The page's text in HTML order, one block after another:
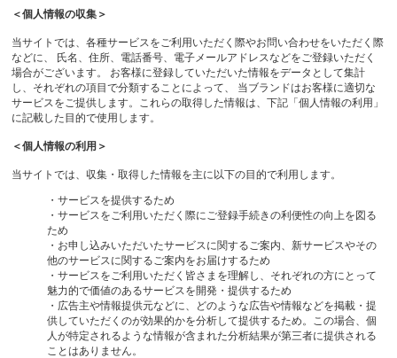
＜個人情報の収集＞
当サイトでは、各種サービスをご利用いただく際やお問い合わせをいただく際
などに、 氏名、住所、電話番号、電子メールアドレスなどをご登録いただく
場合がございます。 お客様に登録していただいた情報をデータとして集計
し、それぞれの項目で分類することによって、 当ブランドはお客様に適切な
サービスをご提供します。これらの取得した情報は、下記「個人情報の利用」
に記載した目的で使用します。
＜個人情報の利用＞
当サイトでは、収集・取得した情報を主に以下の目的で利用します。
・サービスを提供するため
・サービスをご利用いただく際にご登録手続きの利便性の向上を図る
ため
・お申し込みいただいたサービスに関するご案内、新サービスやその
他のサービスに関するご案内をお届けするため
・サービスをご利用いただく皆さまを理解し、それぞれの方にとって
魅力的で価値のあるサービスを開発・提供するため
・広告主や情報提供元などに、どのような広告や情報などを掲載・提
供していただくのが効果的かを分析して提供するため。この場合、個
人が特定されるような情報が含まれた分析結果が第三者に提供される
ことはありません。